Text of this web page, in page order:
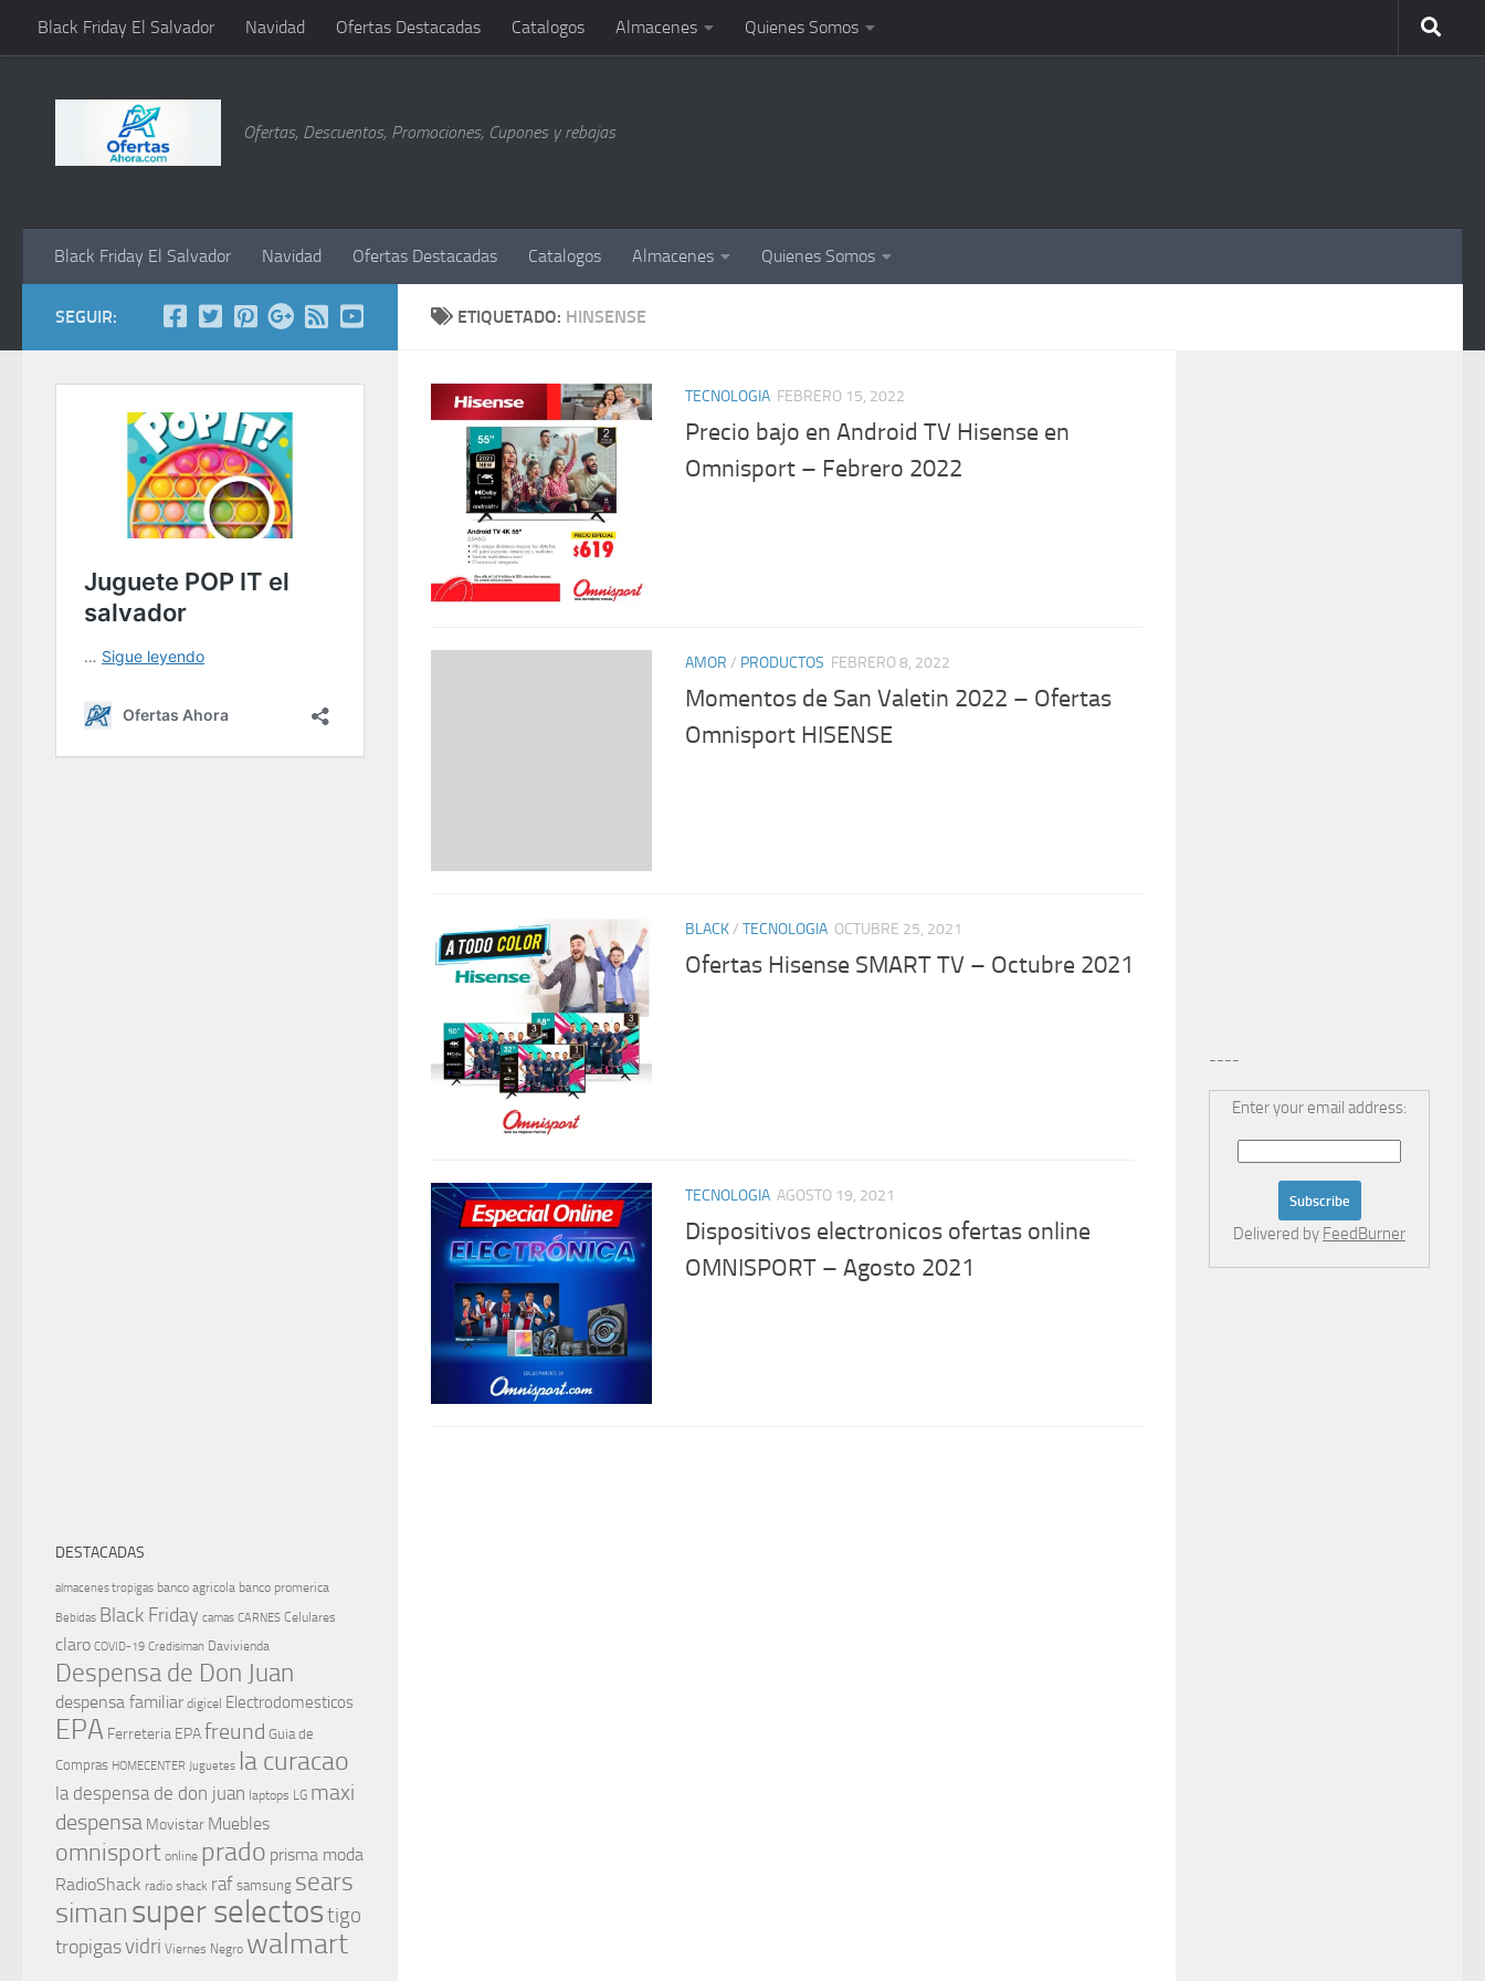
Saltar al contenido
Black Friday El Salvador Navidad Ofertas Destacadas Catalogos Almacenes Quienes Somos
Ofertas, Descuentos, Promociones, Cupones y rebajas
Black Friday El Salvador Navidad Ofertas Destacadas Catalogos Almacenes Quienes Somos
ETIQUETADO: HINSENSE
TECNOLOGIA FEBRERO 15, 2022
Precio bajo en Android TV Hisense en
Omnisport – Febrero 2022
AMOR / PRODUCTOS FEBRERO 8, 2022
Momentos de San Valetin 2022 – Ofertas
Omnisport HISENSE
BLACK/ TECNOLOGIA OCTUBRE 25, 2021
Ofertas Hisense SMART TV – Octubre 2021
TECNOLOGIA AGOSTO 19, 2021
Dispositivos electronicos ofertas online
OMNISPORT – Agosto 2021
SEGUIR:
DESTACADAS
almacenes tropigas banco agricola banco promerica
Bebidas Black Friday camas CARNES Celulares
claro COVID-19 Credisiman Davivienda
Despensa de Don Juan
despensa familiar digicel Electrodomesticos
EPA Ferreteria EPAfreund Guia de
Compras HOMECENTER Juguetes la curacao
la despensa de don juan laptops LG maxi
despensa Movistar Muebles
omnisport online prado prisma moda
RadioShack radio shack raf samsung sears
simansuper selectostigo
tropigasvidri Viernes Negro walmart
----
Enter your email address:
Delivered by FeedBurner